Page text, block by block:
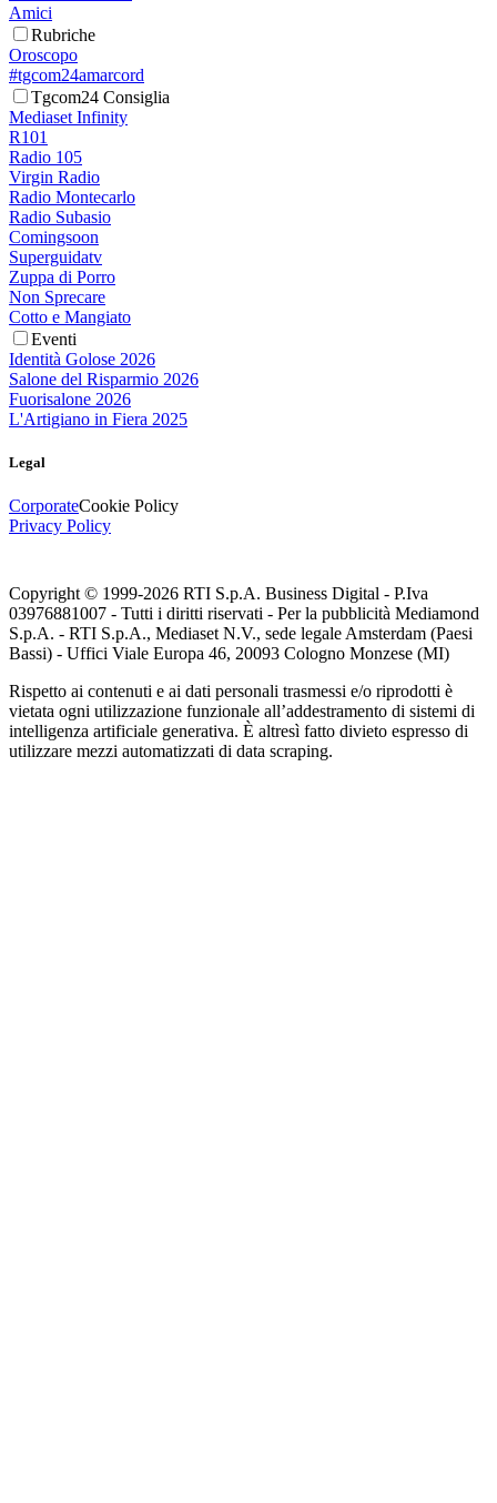
Amici
Rubriche
Oroscopo
#tgcom24amarcord
Tgcom24 Consiglia
Mediaset Infinity
R101
Radio 105
Virgin Radio
Radio Montecarlo
Radio Subasio
Comingsoon
Superguidatv
Zuppa di Porro
Non Sprecare
Cotto e Mangiato
Eventi
Identità Golose 2026
Salone del Risparmio 2026
Fuorisalone 2026
L'Artigiano in Fiera 2025
Legal
CorporateCookie Policy
Privacy Policy
Copyright © 1999-2026 RTI S.p.A. Business Digital - P.Iva
03976881007 - Tutti i diritti riservati - Per la pubblicità Mediamond
S.p.A. - RTI S.p.A., Mediaset N.V., sede legale Amsterdam (Paesi
Bassi) - Uffici Viale Europa 46, 20093 Cologno Monzese (MI)
Rispetto ai contenuti e ai dati personali trasmessi e/o riprodotti è
vietata ogni utilizzazione funzionale all’addestramento di sistemi di
intelligenza artificiale generativa. È altresì fatto divieto espresso di
utilizzare mezzi automatizzati di data scraping.